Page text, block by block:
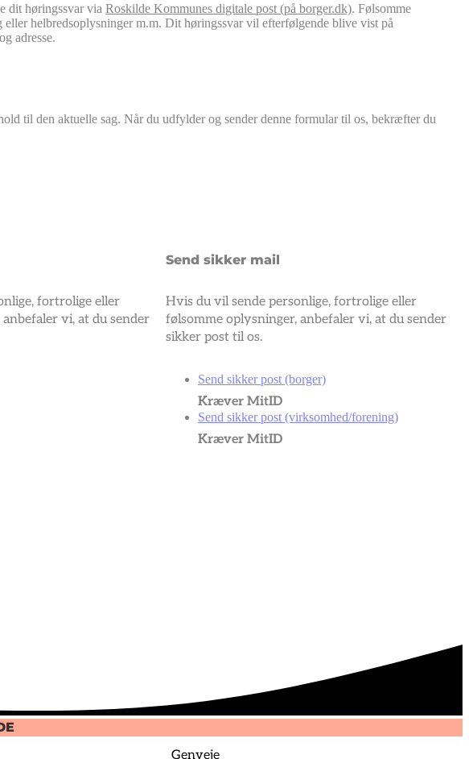
dit høringssvar viaRoskilde Kommunes digitale post (på borger.dk). Følsomme
helbredsoplysninger m.m. Dit høringssvar vil efterfølgende blive vist på
adresse.
til den aktuelle sag. Når du udfylder og sender denne formular til os, bekræfter du
fortrolige eller
vi, at du sender
Send sikker mail
Hvis du vil sende personlige, fortrolige eller
følsomme oplysninger, anbefaler vi, at du sender
sikker post til os.
Send sikker post (borger)
Kræver MitID
Send sikker post (virksomhed/forening)
Kræver MitID
Genveje